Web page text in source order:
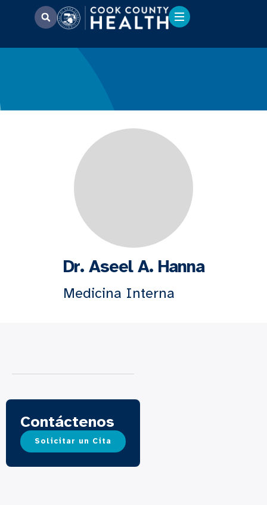
Dr. Aseel A. Hanna
Medicina Interna
Contáctenos
Solicitar un Cita